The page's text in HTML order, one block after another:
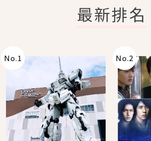
最新排名
No.1 No.2